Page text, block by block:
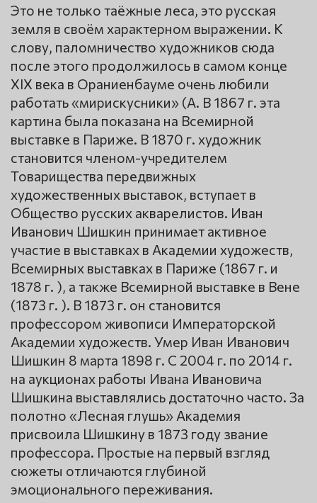
Это не только таёжные леса, это русская
земля в своём характерном выражении. К
слову, паломничество художников сюда
после этого продолжилось в самом конце
XIX века в Ораниенбауме очень любили
работать «мирискусники» (А. В 1867 г. эта
картина была показана на Всемирной
выставке в Париже. В 1870 г. художник
становится членом-учредителем
Товарищества передвижных
художественных выставок, вступает в
Общество русских акварелистов. Иван
Иванович Шишкин принимает активное
участие в выставках в Академии художеств,
Всемирных выставках в Париже (1867 г. и
1878 г. ), а также Всемирной выставке в Вене
(1873 г. ). В 1873 г. он становится
профессором живописи Императорской
Академии художеств. Умер Иван Иванович
Шишкин 8 марта 1898 г. С 2004 г. по 2014 г.
на аукционах работы Ивана Ивановича
Шишкина выставлялись достаточно часто. За
полотно «Лесная глушь» Академия
присвоила Шишкину в 1873 году звание
профессора. Простые на первый взгляд
сюжеты отличаются глубиной
эмоционального переживания.